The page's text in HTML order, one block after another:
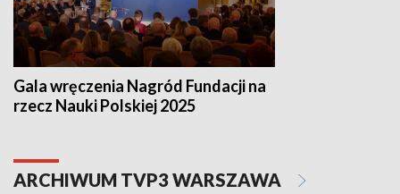
Gala wręczenia Nagród Fundacji na
rzecz Nauki Polskiej 2025
ARCHIWUM TVP3 WARSZAWA